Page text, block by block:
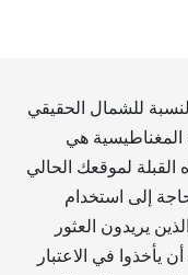
للشمال الحقيقي
المغناطيسية هي
القبلة لموقعك الحالي
إلى استخدام
يريدون العثور
يأخذوا في الاعتبار